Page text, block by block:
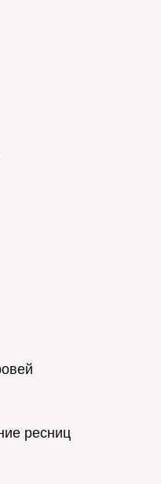
ресниц